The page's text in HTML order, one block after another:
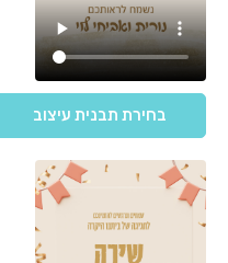
בחירת תבנית עיצוב